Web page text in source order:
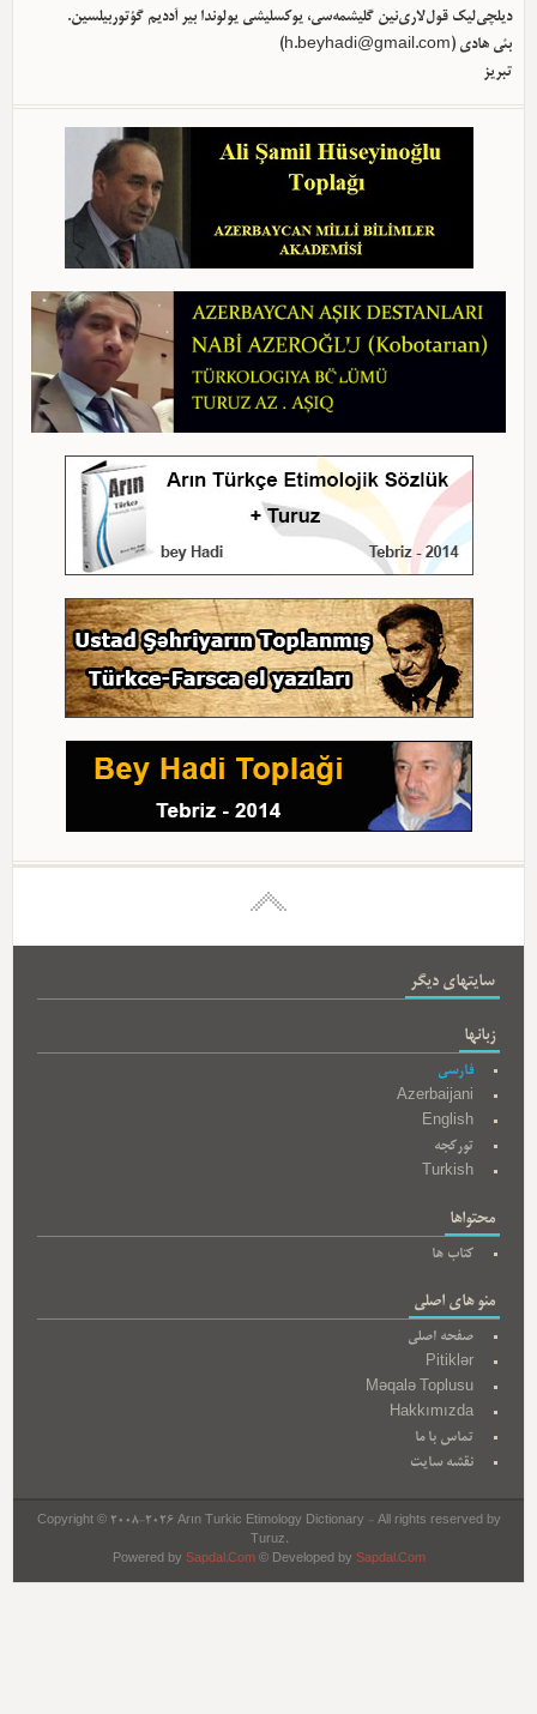
دیلچی‌لیک قول‌لاری‌نین گلیشمه‌سی، یوکسلیشی یولوندا بیر آددیم گؤتوربیلسین.
بئی هادی ( h.beyhadi@gmail.com
)
تبریز
سایتهای دیگر
زبانها
فارسی
Azerbaijani
English
تورکجه
Turkish
محتواها
کتاب ها
منو های اصلی
صفحه اصلی
Pitiklər
Məqalə Toplusu
Hakkımızda
تماس با ما
نقشه سایت
Copyright © 2008-2026 Arın Turkic Etimology Dictionary - All rights reserved by
Turuz.
Powered by Sapdal.Com© Developed by Sapdal.Com